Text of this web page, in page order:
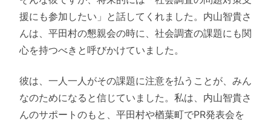
援にも参加したい」と話してくれました。内山智貴さ
んは、平田村の懇親会の時に、社会調査の課題にも関
心を持つべきと呼びかけていました。
彼は、一人一人がその課題に注意を払うことが、みん
なのためになると信じていました。私は、内山智貴さ
んのサポートのもと、平田村や楢葉町でPR発表会を